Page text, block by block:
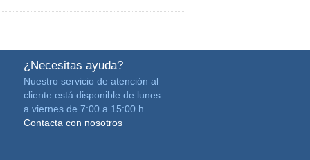
¿Necesitas ayuda?
Nuestro servicio de atención al
cliente está disponible de lunes
a viernes de 7:00 a 15:00 h.
Contacta con nosotros